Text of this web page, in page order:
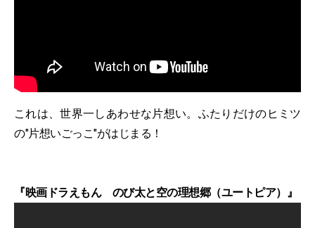
これは、世界一しあわせな片想い。ふたりだけのヒミツ
の"片想いごっこ"がはじまる！
『映画ドラえもん のび太と空の理想郷（ユートピア）』